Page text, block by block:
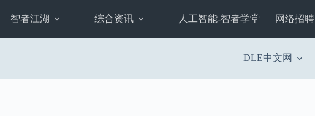
智者江湖 综合资讯 人工智能-智者学堂 网络招聘
DLE中文网